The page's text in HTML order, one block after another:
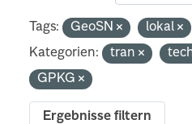
Tags: GeoSN lokal
Kategorien:
tran
GPKG
Ergebnisse filtern